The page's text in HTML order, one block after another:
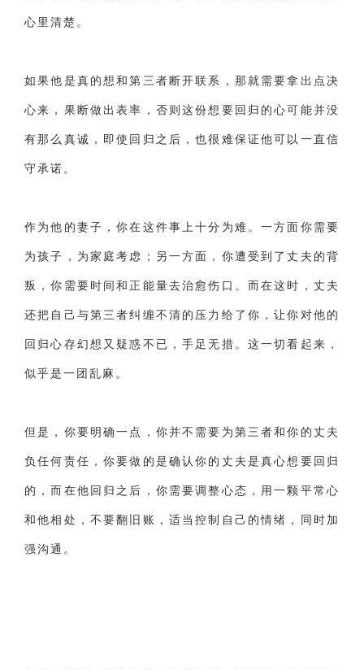
心里清楚。
如果他是真的想和第三者断开联系，那就需要拿出点决
心来，果断做出表率，否则这份想要回归的心可能并没
有那么真诚，即使回归之后，也很难保证他可以一直信
守承诺。
作为他的妻子，你在这件事上十分为难。一方面你需要
为孩子，为家庭考虑；另一方面，你遭受到了丈夫的背
叛，你需要时间和正能量去治愈伤口。而在这时，丈夫
还把自己与第三者纠缠不清的压力给了你，让你对他的
回归心存幻想又疑惑不已，手足无措。这一切看起来，
似乎是一团乱麻。
但是，你要明确一点，你并不需要为第三者和你的丈夫
负任何责任，你要做的是确认你的丈夫是真心想要回归
的，而在他回归之后，你需要调整心态，用一颗平常心
和他相处，不要翻旧账，适当控制自己的情绪，同时加
强沟通。